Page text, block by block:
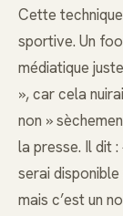
Cette
sportive. Un
médiatique
», car cela
non »
la presse. Il dit
serai disponible
mais c’est un